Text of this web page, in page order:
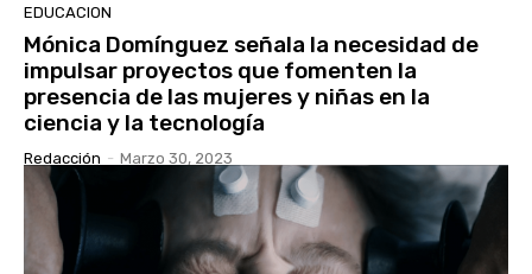
EDUCACION
Mónica Domínguez señala la necesidad de
impulsar proyectos que fomenten la
presencia de las mujeres y niñas en la
ciencia y la tecnología
Redacción - Marzo 30, 2023